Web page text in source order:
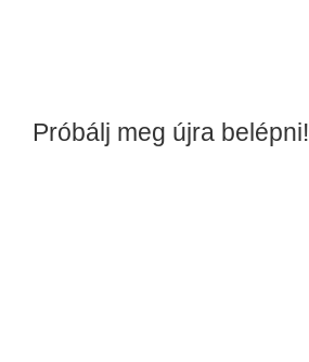
Próbálj meg újra belépni!